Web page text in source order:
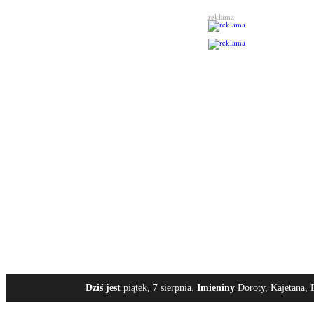
reklama
Dziś jest piątek, 7 sierpnia. Imieniny Doroty, Kajetana,